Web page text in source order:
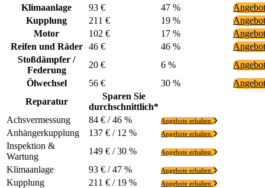
Klimaanlage
93 € 47 %
Kupplung
211 € 19 %
Motor
102 € 17 %
Reifen und Räder
46 € 46 %
Stoßdämpfer /
Federung
20 € 6 %
Ölwechsel
56 € 30 %
Reparatur
Sparen Sie
durchschnittlich*
Achsvermessung
84 € / 46 % Angebote erhalten
Anhängerkupplung 137 € / 12 % Angebote erhalten
Inspektion &
Wartung
149 € / 30 % Angebote erhalten
Klimaanlage 93 € / 47 % Angebote erhalten
Kupplung 211 € / 19 % Angebote erhalten